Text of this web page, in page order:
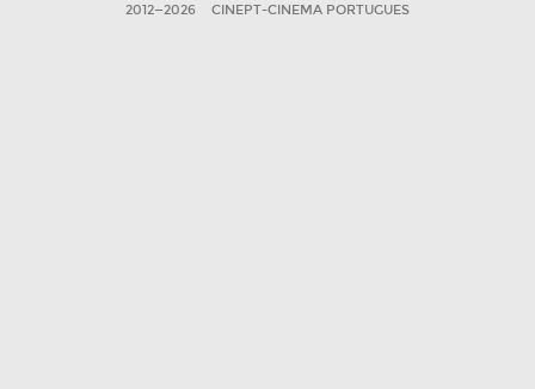
2012—2026 CINEPT-CINEMA PORTUGUES